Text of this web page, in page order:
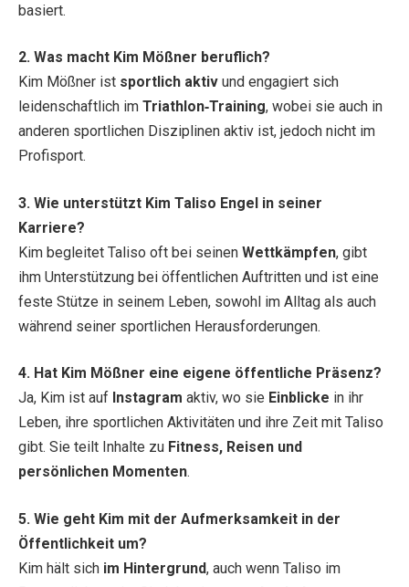
basiert.
2. Was macht Kim Mößner beruflich?
Kim Mößner ist sportlich aktiv und engagiert sich
leidenschaftlich im Triathlon‑Training, wobei sie auch in
anderen sportlichen Disziplinen aktiv ist, jedoch nicht im
Profisport.
3. Wie unterstützt Kim Taliso Engel in seiner
Karriere?
Kim begleitet Taliso oft bei seinen Wettkämpfen, gibt
ihm Unterstützung bei öffentlichen Auftritten und ist eine
feste Stütze in seinem Leben, sowohl im Alltag als auch
während seiner sportlichen Herausforderungen.
4. Hat Kim Mößner eine eigene öffentliche Präsenz?
Ja, Kim ist auf Instagram aktiv, wo sie Einblicke in ihr
Leben, ihre sportlichen Aktivitäten und ihre Zeit mit Taliso
gibt. Sie teilt Inhalte zu Fitness, Reisen und
persönlichen Momenten.
5. Wie geht Kim mit der Aufmerksamkeit in der
Öffentlichkeit um?
Kim hält sich im Hintergrund, auch wenn Taliso im